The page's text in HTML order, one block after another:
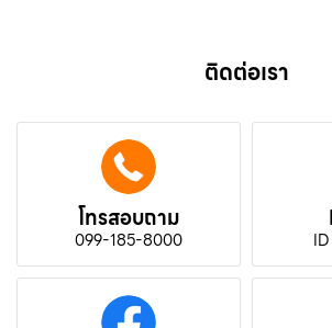
ติดต่อเรา
โทรสอบถาม
099-185-8000